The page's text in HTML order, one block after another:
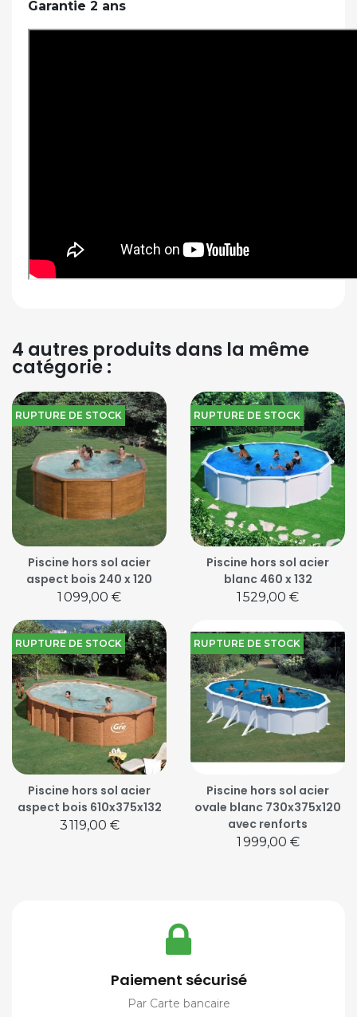
Garantie 2 ans
4 autres produits dans la même
catégorie :
Piscine hors sol acier
aspect bois 240 x 120
Prix
1 099,00 €
RUPTURE DE STOCK
Piscine hors sol acier
blanc 460 x 132
Prix
1 529,00 €
RUPTURE DE STOCK
Piscine hors sol acier
aspect bois 610x375x132
Prix
3 119,00 €
RUPTURE DE STOCK
Piscine hors sol acier
ovale blanc 730x375x120
avec renforts
Prix
1 999,00 €
RUPTURE DE STOCK
Paiement sécurisé
Par Carte bancaire